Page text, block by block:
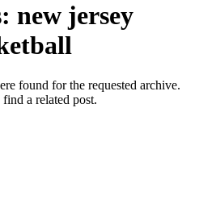
new jersey
found for the requested archive.
a related post.